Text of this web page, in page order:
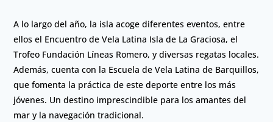
A lo largo del año, la isla acoge diferentes eventos, entre
ellos el Encuentro de Vela Latina Isla de La Graciosa, el
Trofeo Fundación Líneas Romero, y diversas regatas locales.
Además, cuenta con la Escuela de Vela Latina de Barquillos,
que fomenta la práctica de este deporte entre los más
jóvenes. Un destino imprescindible para los amantes del
mar y la navegación tradicional.